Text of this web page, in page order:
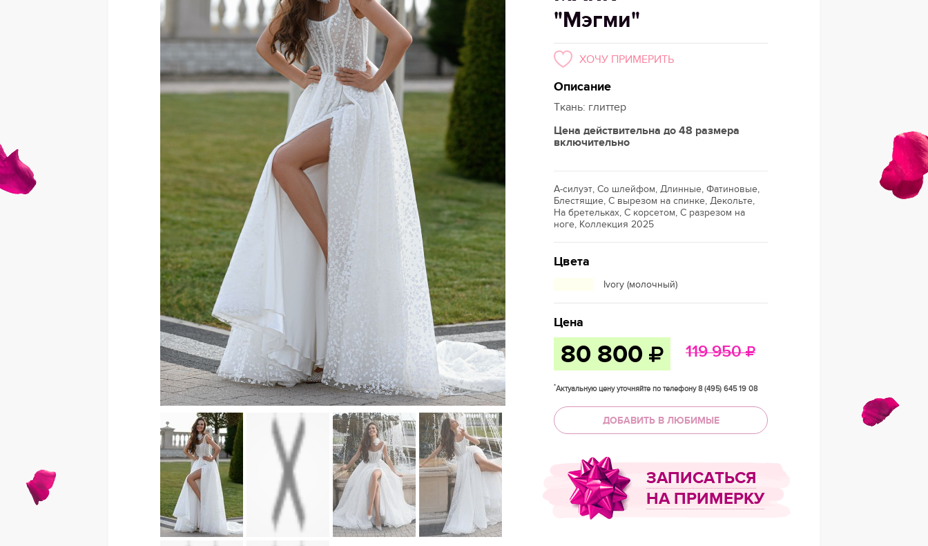
"Мэгми"
ХОЧУ ПРИМЕРИТЬ
Описание
Ткань: глиттер
Цена действительна до 48 размера
включительно
А-силуэт, Со шлейфом, Длинные, Фатиновые,
Блестящие, С вырезом на спинке, Декольте,
На бретельках, С корсетом, С разрезом на
ноге, Коллекция 2025
Цвета
Ivory (молочный)
Цена
80 800 119 950
*Актуальную цену уточняйте по телефону 8 (495) 645 19 08
ДОБАВИТЬ В ЛЮБИМЫЕ
ЗАПИСАТЬСЯ
НА ПРИМЕРКУ